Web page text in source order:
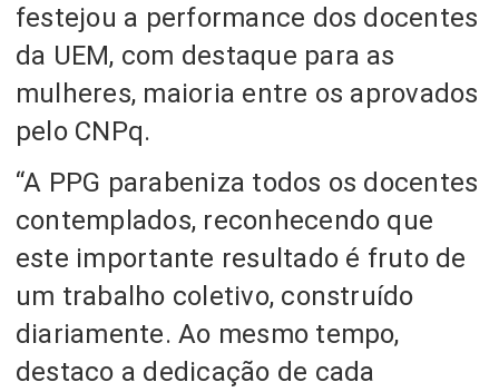
festejou a performance dos docentes
da UEM, com destaque para as
mulheres, maioria entre os aprovados
pelo CNPq.
“A PPG parabeniza todos os docentes
contemplados, reconhecendo que
este importante resultado é fruto de
um trabalho coletivo, construído
diariamente. Ao mesmo tempo,
destaco a dedicação de cada